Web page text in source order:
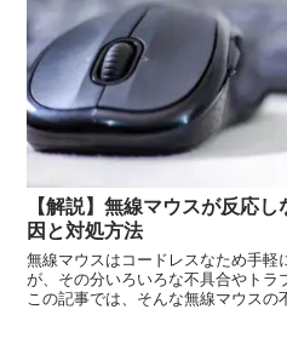
【解説】無線マウスが反応
因と対処方法
無線マウスはコードレスなため手軽
が、その分いろいろな不具合やトラ
この記事では、そんな無線マウスの